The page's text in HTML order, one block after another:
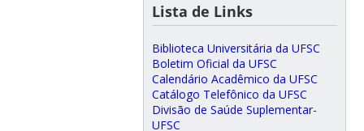
Lista de Links
Biblioteca Universitária da UFSC
Boletim Oficial da UFSC
Calendário Acadêmico da UFSC
Catálogo Telefônico da UFSC
Divisão de Saúde Suplementar-
UFSC